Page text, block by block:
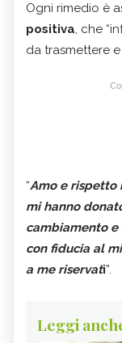
Ogni rimedio è
positiva, che
da trasmettere e
“Amo e rispetto
mi hanno
cambiamento
con fiducia al
a me riservati”.
Leggi